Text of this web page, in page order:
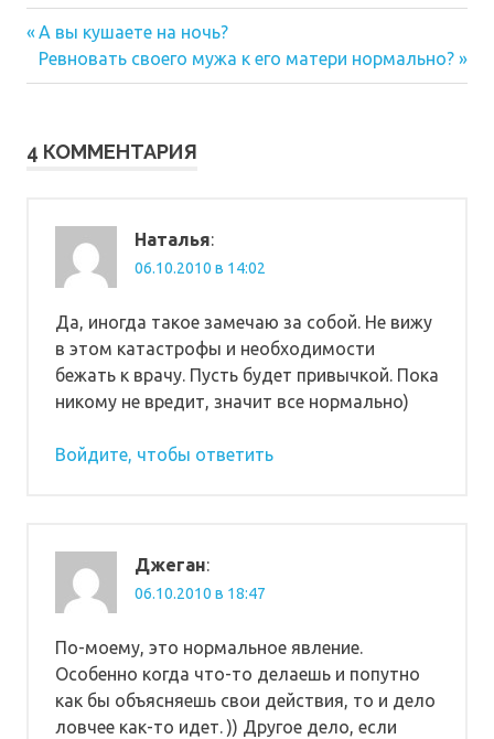
Навигация
по
Предыдущая
запись:
А вы кушаете на ночь?
Следующая
запись:
Ревновать своего мужа к его матери нормально?
4 КОММЕНТАРИЯ
Наталья:
06.10.2010 в 14:02
Да, иногда такое замечаю за собой. Не вижу
в этом катастрофы и необходимости
бежать к врачу. Пусть будет привычкой. Пока
никому не вредит, значит все нормально)
Войдите, чтобы ответить
Джеган:
06.10.2010 в 18:47
По-моему, это нормальное явление.
Особенно когда что-то делаешь и попутно
как бы объясняешь свои действия, то и дело
ловчее как-то идет. )) Другое дело, если